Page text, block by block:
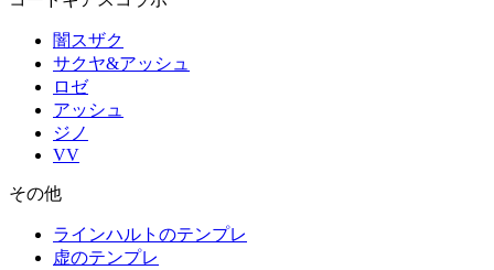
闇スザク
サクヤ&アッシュ
ロゼ
アッシュ
ジノ
VV
その他
ラインハルトのテンプレ
虚のテンプレ